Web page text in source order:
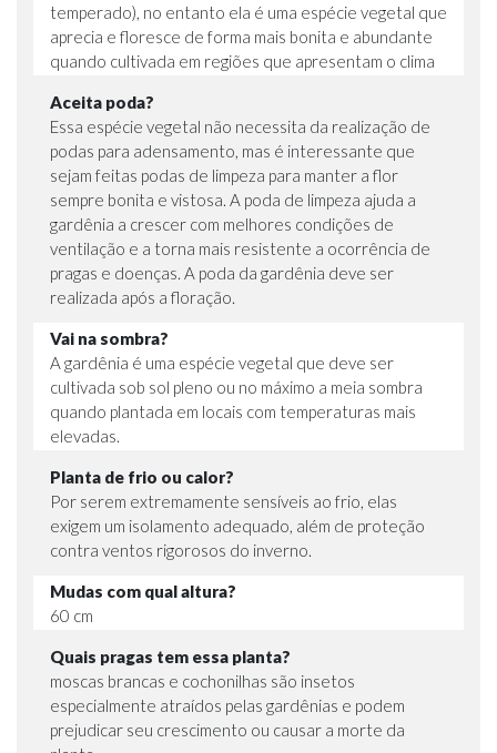
temperado), no entanto ela é uma espécie vegetal que
aprecia e floresce de forma mais bonita e abundante
quando cultivada em regiões que apresentam o clima
Aceita poda?
Essa espécie vegetal não necessita da realização de
podas para adensamento, mas é interessante que
sejam feitas podas de limpeza para manter a flor
sempre bonita e vistosa. A poda de limpeza ajuda a
gardênia a crescer com melhores condições de
ventilação e a torna mais resistente a ocorrência de
pragas e doenças. A poda da gardênia deve ser
realizada após a floração.
Vai na sombra?
A gardênia é uma espécie vegetal que deve ser
cultivada sob sol pleno ou no máximo a meia sombra
quando plantada em locais com temperaturas mais
elevadas.
Planta de frio ou calor?
Por serem extremamente sensíveis ao frio, elas
exigem um isolamento adequado, além de proteção
contra ventos rigorosos do inverno.
Mudas com qual altura?
60 cm
Quais pragas tem essa planta?
moscas brancas e cochonilhas são insetos
especialmente atraídos pelas gardênias e podem
prejudicar seu crescimento ou causar a morte da